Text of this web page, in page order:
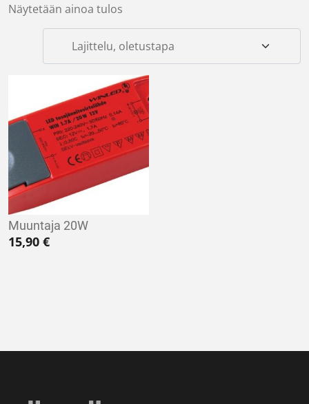
Näytetään ainoa tulos
Muuntaja 20W
15,90 €